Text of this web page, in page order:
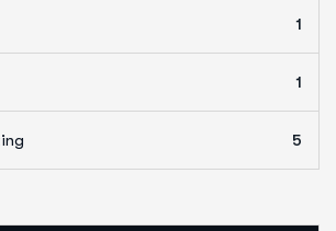
1
1
5